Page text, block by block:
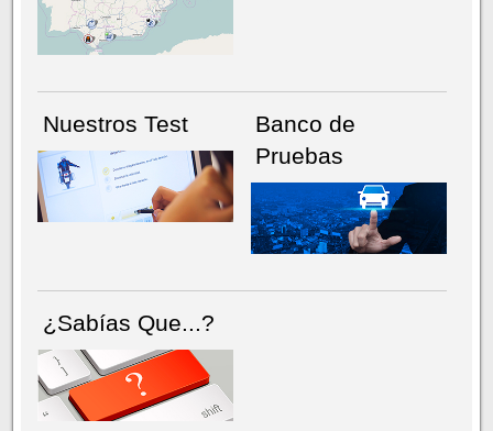
NÚMERO ACTUALHEMEROTECA
Nuestros Test
Banco de
Pruebas
¿Sabías Que...?